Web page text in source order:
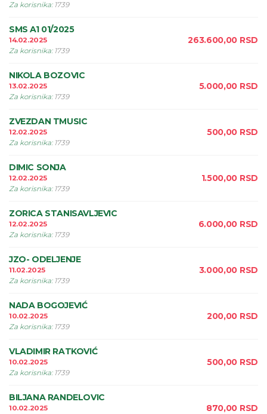
Za korisnika: 1739
SMS A1 01/2025
14.02.2025
Za korisnika: 1739
263.600,00 RSD
NIKOLA BOZOVIC
13.02.2025
Za korisnika: 1739
5.000,00 RSD
ZVEZDAN TMUSIC
12.02.2025
Za korisnika: 1739
500,00 RSD
DIMIC SONJA
12.02.2025
Za korisnika: 1739
1.500,00 RSD
ZORICA STANISAVLJEVIC
12.02.2025
Za korisnika: 1739
6.000,00 RSD
JZO- ODELJENJE
11.02.2025
Za korisnika: 1739
3.000,00 RSD
NADA BOGOJEVIĆ
10.02.2025
Za korisnika: 1739
200,00 RSD
VLADIMIR RATKOVIĆ
10.02.2025
Za korisnika: 1739
500,00 RSD
BILJANA RANDELOVIC
10.02.2025
870,00 RSD